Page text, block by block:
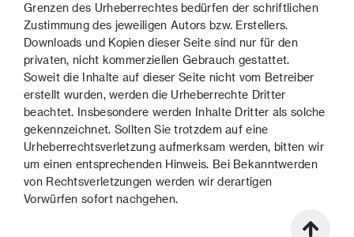
Grenzen des Urheberrechtes bedürfen der schriftlichen
Zustimmung des jeweiligen Autors bzw. Erstellers.
Downloads und Kopien dieser Seite sind nur für den
privaten, nicht kommerziellen Gebrauch gestattet.
Soweit die Inhalte auf dieser Seite nicht vom Betreiber
erstellt wurden, werden die Urheberrechte Dritter
beachtet. Insbesondere werden Inhalte Dritter als solche
gekennzeichnet. Sollten Sie trotzdem auf eine
Urheberrechtsverletzung aufmerksam werden, bitten wir
um einen entsprechenden Hinweis. Bei Bekanntwerden
von Rechtsverletzungen werden wir derartigen
Vorwürfen sofort nachgehen.